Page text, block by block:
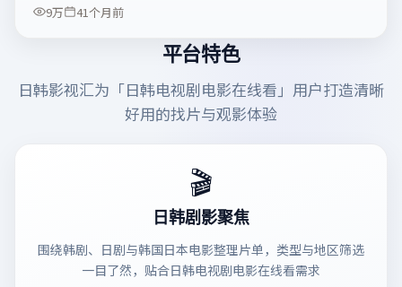
9万
41个月前
平台特色
日韩影视汇为「日韩电视剧电影在线看 」用户打造清晰
好用的找片与观影体验
🎬
日韩剧影聚焦
围绕韩剧、日剧与韩国日本电影整理片单，类型与地区筛选
一目了然，贴合日韩电视剧电影在线看需求